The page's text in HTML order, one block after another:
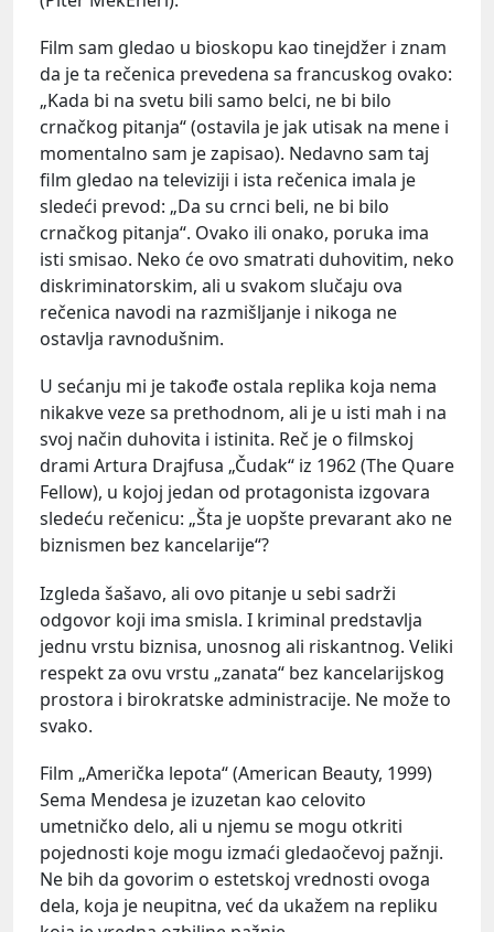
Film sam gledao u bioskopu kao tinejdžer i znam
da je ta rečenica prevedena sa francuskog ovako:
„Kada bi na svetu bili samo belci, ne bi bilo
crnačkog pitanja“ (ostavila je jak utisak na mene i
momentalno sam je zapisao). Nedavno sam taj
film gledao na televiziji i ista rečenica imala je
sledeći prevod: „Da su crnci beli, ne bi bilo
crnačkog pitanja“. Ovako ili onako, poruka ima
isti smisao. Neko će ovo smatrati duhovitim, neko
diskriminatorskim, ali u svakom slučaju ova
rečenica navodi na razmišljanje i nikoga ne
ostavlja ravnodušnim.
U sećanju mi je takođe ostala replika koja nema
nikakve veze sa prethodnom, ali je u isti mah i na
svoj način duhovita i istinita. Reč je o filmskoj
drami Artura Drajfusa „Čudak“ iz 1962 (The Quare
Fellow), u kojoj jedan od protagonista izgovara
sledeću rečenicu: „Šta je uopšte prevarant ako ne
biznismen bez kancelarije“?
Izgleda šašavo, ali ovo pitanje u sebi sadrži
odgovor koji ima smisla. I kriminal predstavlja
jednu vrstu biznisa, unosnog ali riskantnog. Veliki
respekt za ovu vrstu „zanata“ bez kancelarijskog
prostora i birokratske administracije. Ne može to
svako.
Film „Američka lepota“ (American Beauty, 1999)
Sema Mendesa je izuzetan kao celovito
umetničko delo, ali u njemu se mogu otkriti
pojednosti koje mogu izmaći gledaočevoj pažnji.
Ne bih da govorim o estetskoj vrednosti ovoga
dela, koja je neupitna, već da ukažem na repliku